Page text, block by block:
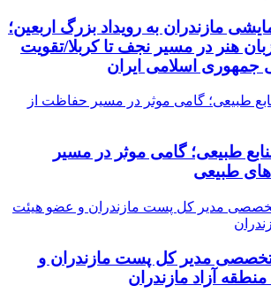
مازندران به رویداد بزرگ اربعین؛
هنر در مسیر نجف تا کربلا/تقویت
جمهوری اسلامی ایران
طبیعی؛ گامی موثر در مسیر
طبیعی
مدیر کل پست مازندران و
آزاد مازندران